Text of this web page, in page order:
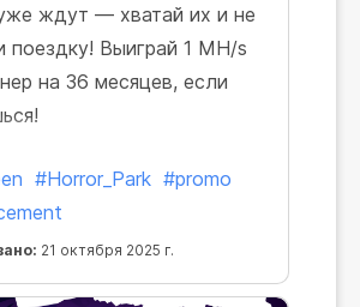
ждут — хватай их и не
поездку! Выиграй 1 MH/s
на 36 месяцев, если
#Horror_Park #promo
21 октября 2025 г.